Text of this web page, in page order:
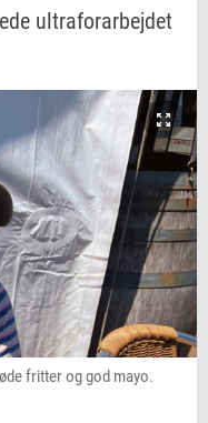
ultraforarbejdet
fritter og god mayo.